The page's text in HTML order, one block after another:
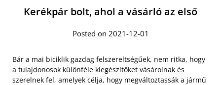
Kerékpár bolt, ahol a vásárló az első
Posted on 2021-12-01
Bár a mai biciklik gazdag felszereltségűek, nem ritka, hogy
a tulajdonosok különféle kiegészítőket vásárolnak és
szerelnek fel, amelyek célja, hogy megváltoztassák a jármű